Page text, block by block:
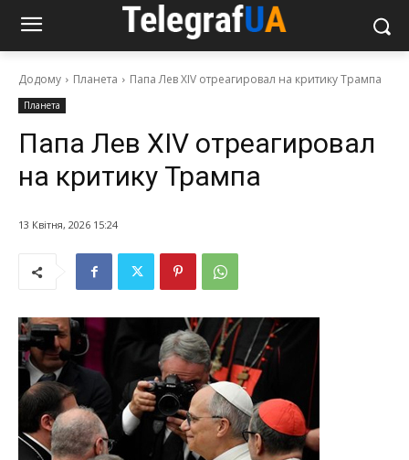
Додому Планета Папа Лев XIV отреагировал на критику Трампа
Планета
Папа Лев XIV отреагировал
на критику Трампа
13 Квітня, 2026 15:24